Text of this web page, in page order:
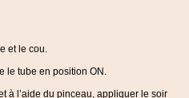
et le cou.
le tube en position ON.
à l’aide du pinceau, appliquer le soir